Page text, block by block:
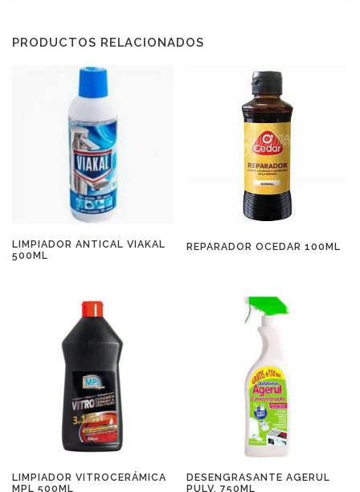
PRODUCTOS RELACIONADOS
LIMPIADOR ANTICAL VIAKAL
500ML
REPARADOR OCEDAR 100ML
LIMPIADOR VITROCERÁMICA
MPL 500ML
DESENGRASANTE AGERUL
PULV. 750ML